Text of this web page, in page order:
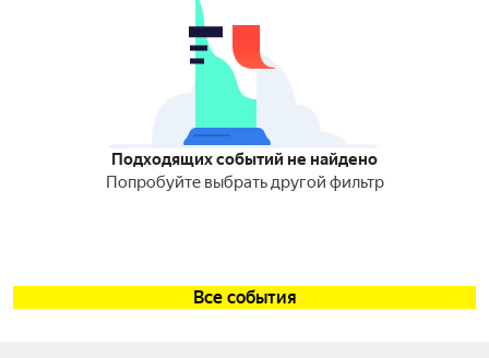
Подходящих событий не найдено
Попробуйте выбрать другой фильтр
Все события